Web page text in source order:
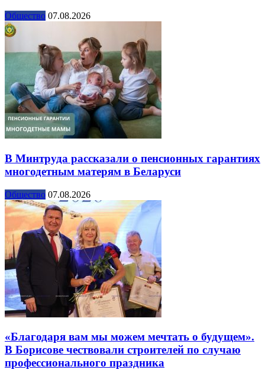
Общество 07.08.2026
В Минтруда рассказали о пенсионных гарантиях
многодетным матерям в Беларуси
Общество 07.08.2026
«Благодаря вам мы можем мечтать о будущем».
В Борисове чествовали строителей по случаю
профессионального праздника